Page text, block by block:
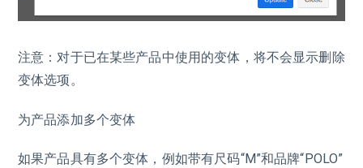
注意：对于已在某些产品中使用的变体，将不会显示删除
变体选项。
为产品添加多个变体
如果产品具有多个变体，例如带有尺码“M”和品牌“POLO”